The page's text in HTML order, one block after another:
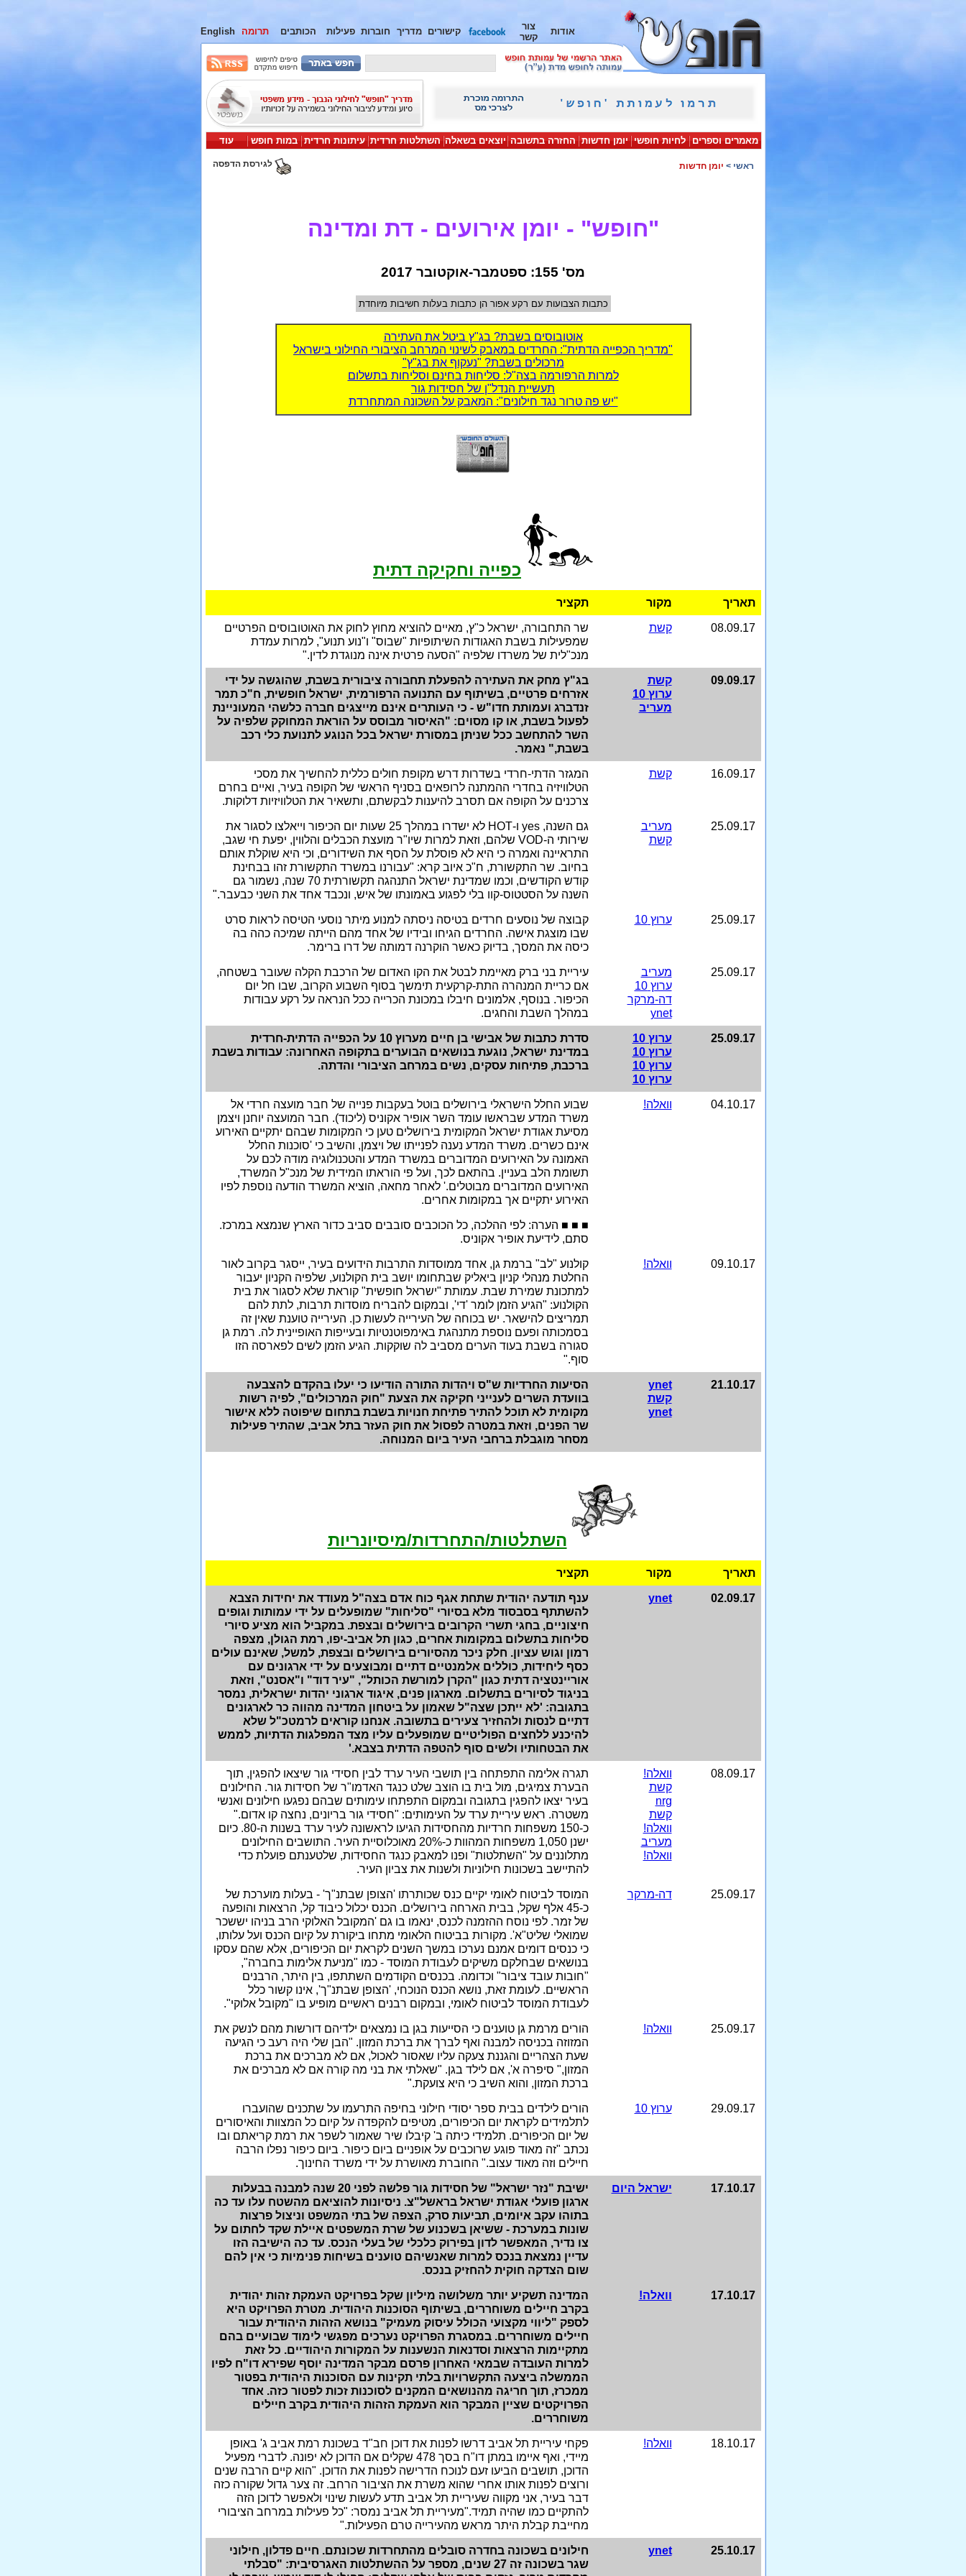
אודות
צור
קשר
קישורים מדריך חוברות פעילות הכותבים תרומה English
מאמרים וספרים לחיות חופשי יומן חדשות החזרה בתשובה יוצאים בשאלה השתלטות חרדית עיתונות חרדית במות חופש עוד
ראשי > יומן חדשות לגירסת הדפסה
"חופש" - יומן אירועים - דת ומדינה
מס' 155: ספטמבר-אוקטובר 2017
כתבות הצבועות עם רקע אפור הן כתבות בעלות חשיבות מיוחדת
אוטובוסים בשבת? בג"ץ ביטל את העתירה
"מדריך הכפייה הדתית": החרדים במאבק לשינוי המרחב הציבורי החילוני בישראל
מרכולים בשבת? "נעקוף את בג"ץ"
למרות הרפורמה בצה"ל: סליחות בחינם וסליחות בתשלום
תעשיית הנדל"ן של חסידות גור
"יש פה טרור נגד חילונים": המאבק על השכונה המתחרדת
כפייה וחקיקה דתית
תאריך מקור תקציר
08.09.17 קשת
שר התחבורה, ישראל כ"ץ, מאיים להוציא מחוץ לחוק את האוטובוסים הפרטיים
שמפעילות בשבת האגודות השיתופיות "שבוס" ו"נוע תנוע", למרות עמדת
מנכ"לית של משרדו שלפיה "הסעה פרטית אינה מנוגדת לדין."
09.09.17
קשת
ערוץ 10
מעריב
בג"ץ מחק את העתירה להפעלת תחבורה ציבורית בשבת, שהוגשה על ידי
אזרחים פרטיים, בשיתוף עם התנועה הרפורמית, ישראל חופשית, ח"כ תמר
זנדברג ועמותת חדו"ש - כי העותרים אינם מייצגים חברה כלשהי המעוניינת
לפעול בשבת, או קו מסוים: "האיסור מבוסס על הוראת המחוקק שלפיה על
השר להתחשב ככל שניתן במסורת ישראל בכל הנוגע לתנועת כלי רכב
בשבת," נאמר.
16.09.17 קשת
המגזר הדתי-חרדי בשדרות דרש מקופת חולים כללית להחשיך את מסכי
הטלוויזיה בחדרי ההמתנה לרופאים בסניף הראשי של הקופה בעיר, ואיים בחרם
צרכנים על הקופה אם תסרב להיענות לבקשתם, ותשאיר את הטלוויזיות דלוקות.
25.09.17
מעריב
קשת
גם השנה,yes ו-HOT
לא ישדרו במהלך 25 שעות יום הכיפור וייאלצו לסגור את
שירותי ה-VOD שלהם, וזאת למרות שיו"ר מועצת הכבלים והלווין, יפעת חי שגב,
התראיינה ואמרה כי היא לא פוסלת על הסף את השידורים, וכי היא שוקלת אותם
בחיוב. שר התקשורת, ח"כ איוב קרא: "עבורנו במשרד התקשורת זהו בבחינת
קודש הקודשים, וכמו שמדינת ישראל התנהגה תקשורתית 70 שנה, נשמור גם
השנה על הסטטוס-קוו בלי לפגוע באמונתו של איש, ונכבד אחד את השני כבעבר."
25.09.17 ערוץ 10
קבוצה של נוסעים חרדים בטיסה ניסתה למנוע מיתר נוסעי הטיסה לראות סרט
שבו מוצגת אישה. החרדים הגיחו ובידיו של אחד מהם הייתה שמיכה כהה בה
כיסה את המסך, בדיוק כאשר הוקרנה דמותה של דרו ברימר.
25.09.17
מעריב
ערוץ 10
דה-מרקר
ynet
עיריית בני ברק מאיימת לבטל את הקו האדום של הרכבת הקלה שעובר בשטחה,
אם כריית המנהרה התת-קרקעית תימשך בסוף השבוע הקרוב, שבו חל יום
הכיפור. בנוסף, אלמונים חיבלו במכונת הכרייה ככל הנראה על רקע עבודות
במהלך השבת והחגים.
25.09.17
ערוץ 10
ערוץ 10
ערוץ 10
ערוץ 10
סדרת כתבות של אבישי בן חיים מערוץ 10 על הכפייה הדתית-חרדית
במדינת ישראל, נוגעת בנושאים הבוערים בתקופה האחרונה: עבודות בשבת
ברכבת, פתיחות עסקים, נשים במרחב הציבורי והדתה.
04.10.17 וואלה!
שבוע החלל הישראלי בירושלים בוטל בעקבות פנייה של חבר מועצה חרדי אל
משרד המדע שבראשו עומד השר אופיר אקוניס (ליכוד). חבר המועצה יוחנן ויצמן
מסיעת אגודת ישראל המקומית בירושלים טען כי המקומות שבהם יתקיים האירוע
אינם כשרים. משרד המדע נענה לפנייתו של ויצמן, והשיב כי 'סוכנות החלל
האמונה על האירועים המדוברים במשרד המדע והטכנולוגיה מודה לכם על
תשומת הלב בעניין. בהתאם לכך, ועל פי הוראתו המידית של מנכ"ל המשרד,
האירועים המדוברים מבוטלים.' לאחר מחאה, הוציא המשרד הודעה נוספת לפיו
האירוע יתקיים אך במקומות אחרים.
■ ■ ■ הערה: לפי ההלכה, כל הכוכבים סובבים סביב כדור הארץ שנמצא במרכז.
סתם, לידיעת אופיר אקוניס.
09.10.17 וואלה!
קולנוע "לב" ברמת גן, אחד ממוסדות התרבות הידועים בעיר, ייסגר בקרוב לאור
החלטת מנהלי קניון ביאליק שבתחומו יושב בית הקולנוע, שלפיה הקניון יעבור
למתכונת שמירת שבת. עמותת "ישראל חופשית" קוראת שלא לסגור את בית
הקולנוע: "הגיע הזמן לומר 'די', ובמקום להבריח מוסדות תרבות, לתת להם
תמריצים להישאר. יש בכוחה של העירייה לעשות כן. העירייה טוענת שאין זה
בסמכותה ופעם נוספת מתנהגת באימפוטנטיות ובעייפות האופיינית לה. רמת גן
סגורה בשבת בעוד הערים מסביב לה שוקקות. הגיע הזמן לשים לפארסה הזו
סוף."
21.10.17
ynet
קשת
ynet
הסיעות החרדיות ש"ס ויהדות התורה הודיעו כי יעלו בהקדם להצבעה
בוועדת השרים לענייני חקיקה את הצעת "חוק המרכולים", לפיה רשות
מקומית לא תוכל להתיר פתיחת חנויות בשבת בתחום שיפוטה ללא אישור
שר הפנים, וזאת במטרה לפסול את חוק העזר בתל אביב, שהתיר פעילות
מסחר מוגבלת ברחבי העיר ביום המנוחה.
השתלטות/התחרדות/מיסיונריות
תאריך מקור תקציר
02.09.17
ynet
ענף תודעה יהודית שתחת אגף כוח אדם בצה"ל מעודד את יחידות הצבא
להשתתף בסבסוד מלא בסיורי "סליחות" שמופעלים על ידי עמותות וגופים
חיצוניים, בחגי תשרי הקרובים בירושלים ובצפת. במקביל הוא מציע סיורי
סליחות בתשלום במקומות אחרים, כגון תל אביב-יפו, רמת הגולן, מצפה
רמון וגוש עציון. חלק ניכר מהסיורים בירושלים ובצפת, למשל, שאינם עולים
כסף ליחידות, כוללים אלמנטיים דתיים ומבוצעים על ידי ארגונים עם
אוריינטציה דתית כגון "הקרן למורשת הכותל", "עיר דוד" ו"אסנט", וזאת
בניגוד לסיורים בתשלום. מארגון פנים, איגוד ארגוני יהדות ישראלית, נמסר
בתגובה: 'לא ייתכן שצה"ל שאמון על ביטחון המדינה מהווה כר לארגונים
דתיים לנסות ולהחזיר צעירים בתשובה. אנחנו קוראים לרמטכ"ל שלא
להיכנע ללחצים הפוליטיים שמופעלים עליו מצד המפלגות הדתיות, לממש
את הבטחותיו ולשים סוף להטפה הדתית בצבא.'
08.09.17
וואלה!
קשת
nrg
קשת
וואלה!
מעריב
וואלה!
תגרה אלימה התפתחה בין תושבי העיר ערד לבין חסידי גור שיצאו להפגין, תוך
הבערת צמיגים, מול בית בו הוצב שלט כנגד האדמו"ר של חסידות גור. החילונים
בעיר יצאו להפגין בתגובה ובמקום התפתחו עימותים שבהם נפגעו חילונים ואנשי
משטרה. ראש עיריית ערד על העימותים: "חסידי גור בריונים, נחצה קו אדום."
כ-150 משפחות חרדיות מהחסידות הגיעו לראשונה לעיר ערד בשנות ה-80. כיום
ישנן 1,050 משפחות המהוות כ-20% מאוכלוסיית העיר. התושבים החילונים
מתלוננים על "השתלטות" ופנו למאבק כנגד החסידות, שלטענתם פועלת כדי
להתיישב בשכונות חילוניות ולשנות את צביון העיר.
25.09.17 דה-מרקר
המוסד לביטוח לאומי יקיים כנס שכותרתו 'הצופן שבתנ"ך' - בעלות מוערכת של
כ-45 אלף שקל, בבית הארחה בירושלים. הכנס יכלול כיבוד קל, הרצאות והופעה
של זמר. לפי נוסח ההזמנה לכנס, ינאמו בו גם 'המקובל האלוקי הרב בניהו יששכר
שמואלי שליט"א'. מקורות בביטוח הלאומי מתחו ביקורת על קיום הכנס ועל עלותו,
כי כנסים דומים אמנם נערכו במשך השנים לקראת יום הכיפורים, אלא שהם עסקו
בנושאים שבחלקם משיקים לעבודת המוסד - כמו "מניעת אלימות בחברה",
"חובות עובד ציבור" וכדומה. בכנסים הקודמים השתתפו, בין היתר, הרבנים
הראשיים. לעומת זאת, נושא הכנס הנוכחי, 'הצופן שבתנ"ך', אינו קשור כלל
לעבודת המוסד לביטוח לאומי, ובמקום רבנים ראשיים מופיע בו "מקובל אלוקי".
25.09.17 וואלה!
הורים מרמת גן טוענים כי הסייעות בגן בו נמצאים ילדיהם דורשות מהם לנשק את
המזוזה בכניסה למבנה ואף לברך את ברכת המזון. "הבן שלי היה רעב כי הגיעה
שעת הצהריים והגננת צעקה עליו שאסור לאכול, אם לא מברכים את ברכת
המזון," סיפרה א', אם לילד בגן. "שאלתי את בני מה קורה אם לא מברכים את
ברכת המזון, והוא השיב כי היא צועקת."
29.09.17 ערוץ 10
הורים לילדים בבית ספר יסודי חילוני בחיפה התרעמו על שתכנים שהועברו
לתלמידים לקראת יום הכיפורים, מטיפים להקפדה על קיום כל המצוות והאיסורים
של יום הכיפורים. תלמידי כיתה ב' קיבלו שיר שאמור לשפר את רמת קריאתם ובו
נכתב "זה מאוד פוגע שרוכבים על אופניים ביום כיפור. ביום כיפור נפלו הרבה
חיילים וזה מאוד עצוב." החוברת מאושרת על ידי משרד החינוך.
17.10.17 ישראל היום
ישיבת "נזר ישראל" של חסידות גור פלשה לפני 20 שנה למבנה בבעלות
ארגון פועלי אגודת ישראל בראשל"צ. ניסיונות להוציאם מהשטח עלו עד כה
בתוהו עקב איומים, תביעות סרק, הצפה של בתי המשפט וניצול פרצות
שונות במערכת - ששיאן בשכנוע של שרת המשפטים איילת שקד לחתום על
צו נדיר, המאפשר לדון בפירוק כלכלי של בעלי הנכס. עד כה הישיבה הזו
עדיין נמצאת בנכס למרות שאנשיהם טוענים בשיחות פנימיות כי אין להם
שום הצדקה חוקית להחזיק בנכס.
17.10.17 וואלה!
המדינה תשקיע יותר משלושה מיליון שקל בפרויקט העמקת זהות יהודית
בקרב חיילים משוחררים, בשיתוף הסוכנות היהודית. מטרת הפרויקט היא
לספק "ליווי מקצועי הכולל עיסוק מעמיק" בנושא הזהות היהודית עבור
חיילים משוחררים. במסגרת הפרויקט נערכים מפגשי לימוד שבועיים בהם
מתקיימות הרצאות וסדנאות הנשענות על המקורות היהודיים. כל זאת
למרות העובדה שבמאי האחרון פרסם מבקר המדינה יוסף שפירא דו"ח לפיו
הממשלה ביצעה התקשרויות בלתי תקינות עם הסוכנות היהודית בפטור
ממכרז, תוך חריגה מהנושאים המקנים לסוכנות זכות לפטור כזה. אחד
הפרויקטים שציין המבקר הוא העמקת הזהות היהודית בקרב חיילים
משוחררים.
18.10.17 וואלה!
פקחי עיריית תל אביב דרשו לפנות את דוכן חב"ד בשכונת רמת אביב ג' באופן
מיידי, ואף איימו במתן דו"ח בסך 478 שקלים אם הדוכן לא יפונה. לדברי מפעיל
הדוכן, תושבים הביעו זעם לנוכח הדרישה לפנות את הדוכן. "הוא קיים הרבה שנים
ורוצים לפנות אותו אחרי שהוא משרת את הציבור הרחב. זה צער גדול שקורה כזה
דבר בעיר, אני מקווה שעיריית תל אביב תדע לעשות שינוי ולאפשר לדוכן הזה
להתקיים כמו שהיה תמיד."מעיריית תל אביב נמסר: "כל פעילות במרחב הציבורי
מחייבת קבלת היתר מראש מהעירייה טרם הפעילות."
25.10.17
ynet
חילונים בשכונה בחדרה סובלים מהתחרדות שכונתם. חיים פדלון, חילוני
שגר בשכונה זה 27 שנים, מספר על ההשתלטות האגרסיבית: "סבלתי